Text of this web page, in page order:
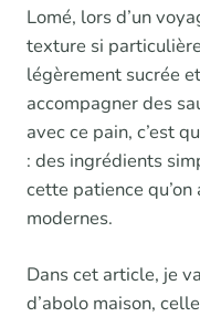
Lomé, lors d’un
texture si
légèrement sucrée
accompagner des
avec ce pain, c’est
: des ingrédients
cette patience
modernes.
Dans cet article, je
d’abolo maison,